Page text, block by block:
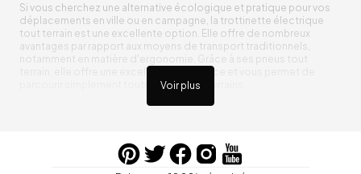
Voir plus
Si vous cherchez une alternative écologique et pratique pour vos
déplacements en ville ou en campagne, la trottinette électrique
tout terrain est une excellente option. Elle offre de nombreux
avantages par rapport aux moyens de transport traditionnels,
notamment en matière d'ergonomie. Grâce à ses pneus tout
terrain, elle offre une excellente adhérence et vous permet de
parcourir simplement toutes sortes de terrains.
Trottinette électrique tout terrain ergonomique
entre vos trajets, vous n’aurez pas à vous soucier de l’état de sa
batterie. De plus, elle est équipée de pneus résistants qui peuvent